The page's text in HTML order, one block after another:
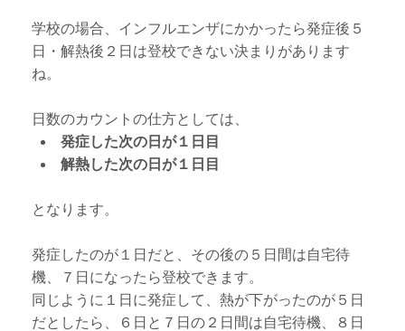
学校の場合、インフルエンザにかかったら発症後５
日・解熱後２日は登校できない決まりがあります
ね。
日数のカウントの仕方としては、
発症した次の日が１日目
解熱した次の日が１日目
となります。
発症したのが１日だと、その後の５日間は自宅待
機、７日になったら登校できます。
同じように１日に発症して、熱が下がったのが５日
だとしたら、６日と７日の２日間は自宅待機、８日